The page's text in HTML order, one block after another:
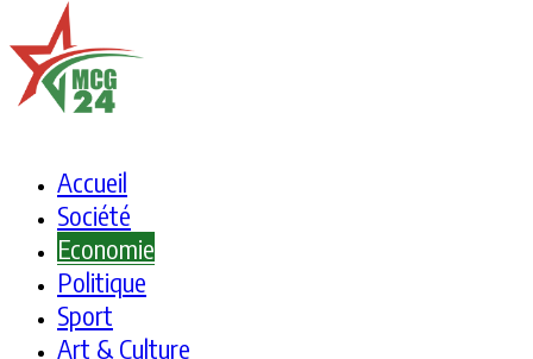
Accueil
Société
Economie
Politique
Sport
Art & Culture